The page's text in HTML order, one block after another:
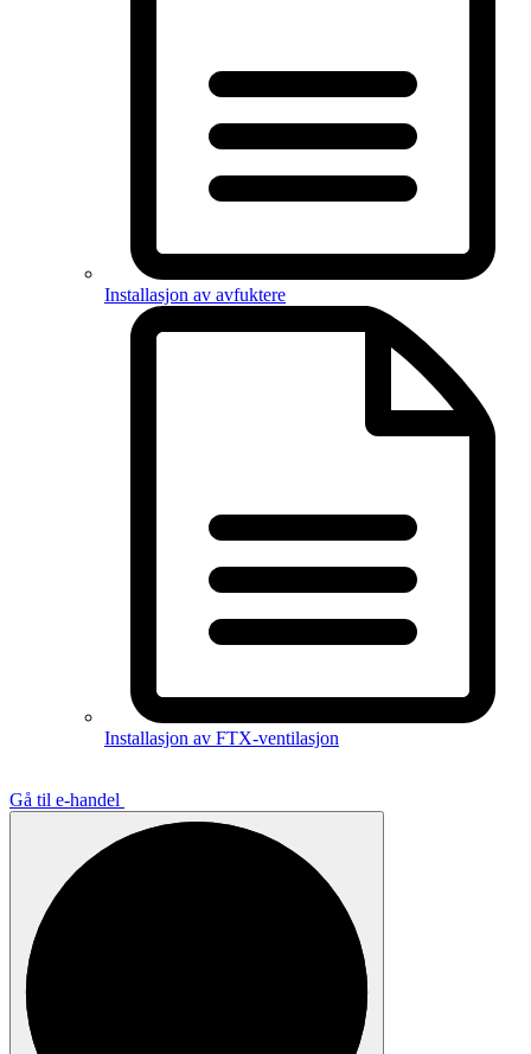
Installasjon av avfuktere
Installasjon av FTX-ventilasjon
Gå til e-handel